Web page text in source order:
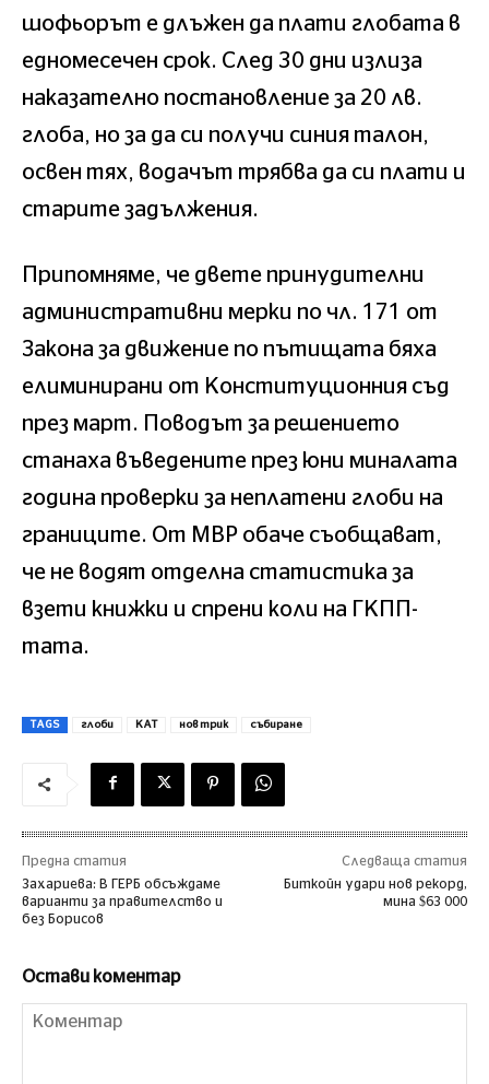
шофьорът е длъжен да плати глобата в
едномесечен срок. След 30 дни излиза
наказателно постановление за 20 лв.
глоба, но за да си получи синия талон,
освен тях, водачът трябва да си плати и
старите задължения.
Припомняме, че двете принудителни
административни мерки по чл. 171 от
Закона за движение по пътищата бяха
елиминирани от Конституционния съд
през март. Поводът за решението
станаха въведените през юни миналата
година проверки за неплатени глоби на
границите. От МВР обаче съобщават,
че не водят отделна статистика за
взети книжки и спрени коли на ГКПП-
тата.
TAGS глоби КАТ нов трик събиране
Предна статия
Захариева: В ГЕРБ обсъждаме
варианти за правителство и
без Борисов
Следваща статия
Биткойн удари нов рекорд,
мина $63 000
Остави коментар